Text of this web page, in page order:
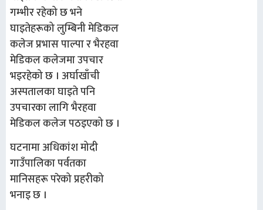
गम्भीर रहेको छ भने
घाइतेहरूको लुम्बिनी मेडिकल
कलेज प्रभास पाल्पा र भैरहवा
मेडिकल कलेजमा उपचार
भइरहेको छ । अर्घाखाँची
अस्पतालका घाइते पनि
उपचारका लागि भैरहवा
मेडिकल कलेज पठइएको छ ।
घटनामा अधिकांश मोदी
गाउँपालिका पर्वतका
मानिसहरू परेको प्रहरीको
भनाइ छ ।